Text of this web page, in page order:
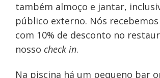
também almoço e jantar,
público externo. Nós
com 10% de desconto no
nosso check in.
Na piscina há um pequeno bar